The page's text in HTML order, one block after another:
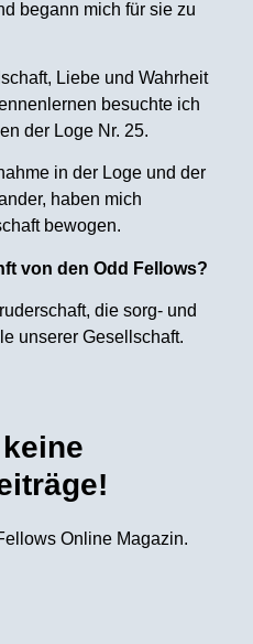
begann mich für sie zu
Liebe und Wahrheit
besuchte ich
der Loge Nr. 25.
in der Loge und der
haben mich
bewogen.
von den Odd Fellows?
die sorg- und
unserer Gesellschaft.
Online Magazin.